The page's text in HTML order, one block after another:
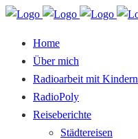
Home
Über mich
Radioarbeit mit Kindern
RadioPoly
Reiseberichte
Städtereisen